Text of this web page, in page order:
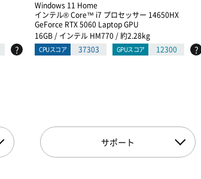
?
Windows 11 Home
インテル® Core™ i7 プロセッサー 14650HX
GeForce RTX 5060 Laptop GPU
16GB / インテル HM770 / 約2.28kg
CPUスコア 37303 GPUスコア 12300 ?
サポート